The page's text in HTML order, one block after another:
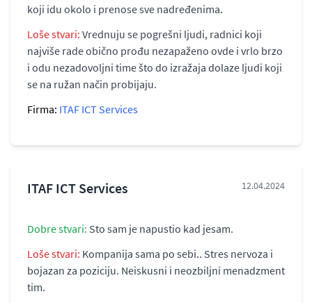
koji idu okolo i prenose sve nadređenima.
Loše stvari: Vrednuju se pogrešni ljudi, radnici koji
najviše rade obično prođu nezapaženo ovde i vrlo brzo
i odu nezadovoljni time što do izražaja dolaze ljudi koji
se na ružan način probijaju.
Firma: ITAF ICT Services
ITAF ICT Services 12.04.2024
Dobre stvari: Sto sam je napustio kad jesam.
Loše stvari: Kompanija sama po sebi.. Stres nervoza i
bojazan za poziciju. Neiskusni i neozbiljni menadzment
tim.